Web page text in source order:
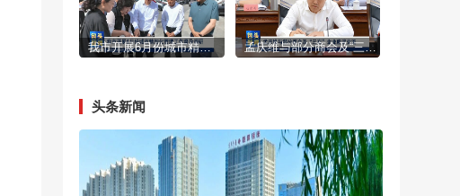
我市开展6月份城市精细化管理工作督导调研 孟庆维与部分商会及“三在”企业座谈交流
头条新闻